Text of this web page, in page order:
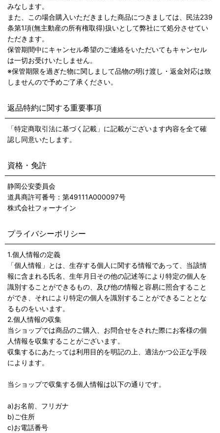
みなします。
また、この場合購入いただきました商品につきましては、民法239
条第1項(無主動産の所有権取得)扱いとして弊社にて処分させてい
ただきます。
保管期間中にキャンセル希望のご連絡をいただいてもキャンセル
は一切お受けいたしません。
※保管期限を過ぎた物に関しまして品物の明け渡し・返金対応は致
しませんので予めご了承ください。
返品特約に関する重要事項
「特定商取引法に基づく記載」に記載がございます内容を全て確
認し同意いたします。
資格・免許
静岡公安委員会
道具商許可番号：第49111A000097号
株式会社フォーナイン
プライバシーポリシー
1.個人情報の定義
「個人情報」とは、生存する個人に関する情報であって、当該情
報に含まれる氏名、生年月日その他の記述等により特定の個人を
識別することができるもの、及び他の情報と容易に照合すること
ができ、それにより特定の個人を識別することができることとな
るものをいいます。
2.個人情報の収集
当ショップでは商品のご購入、お問合せをされた際にお客様の個
人情報を収集することがございます。
収集するにあたっては利用目的を明記の上、適法かつ公正な手段
によります。
当ショップで収集する個人情報は以下の通りです。
a)お名前、フリガナ
b)ご住所
c)お電話番号